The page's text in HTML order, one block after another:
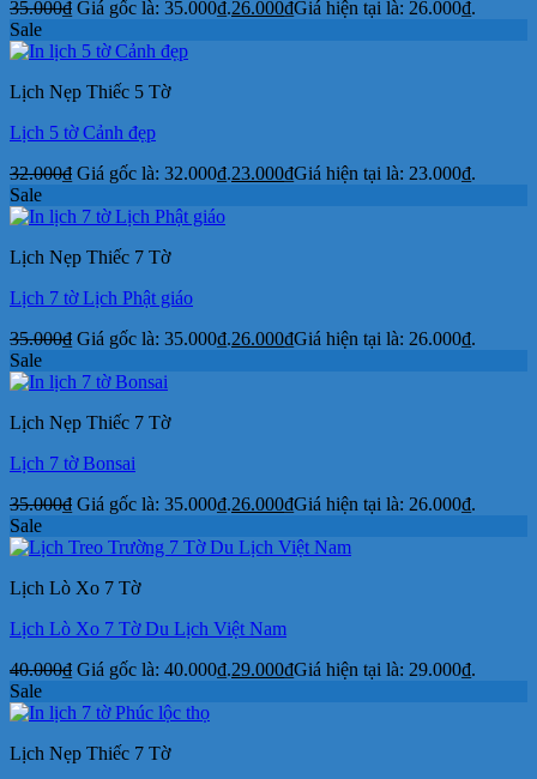
35.000₫ Giá gốc là: 35.000₫.26.000₫Giá hiện tại là: 26.000₫.
Sale
Lịch Nẹp Thiếc 5 Tờ
Lịch 5 tờ Cảnh đẹp
32.000₫ Giá gốc là: 32.000₫.23.000₫Giá hiện tại là: 23.000₫.
Sale
Lịch Nẹp Thiếc 7 Tờ
Lịch 7 tờ Lịch Phật giáo
35.000₫ Giá gốc là: 35.000₫.26.000₫Giá hiện tại là: 26.000₫.
Sale
Lịch Nẹp Thiếc 7 Tờ
Lịch 7 tờ Bonsai
35.000₫ Giá gốc là: 35.000₫.26.000₫Giá hiện tại là: 26.000₫.
Sale
Lịch Lò Xo 7 Tờ
Lịch Lò Xo 7 Tờ Du Lịch Việt Nam
40.000₫ Giá gốc là: 40.000₫.29.000₫Giá hiện tại là: 29.000₫.
Sale
Lịch Nẹp Thiếc 7 Tờ